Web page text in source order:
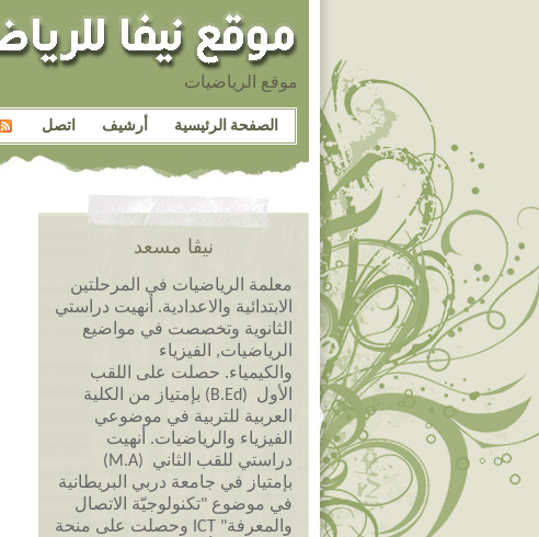
موقع الرياضيات
الصفحة الرئيسية أرشيف اتصل
نيڤا مسعد
معلمة الرياضيات في المرحلتين
الابتدائية والاعدادية. أنهيت دراستي
الثانوية وتخصصت في مواضيع
الرياضيات, الفيزياء
والكيمياء. حصلت على اللقب
الأول (B.Ed) بإمتياز من الكلية
العربية للتربية في موضوعي
الفيزياء والرياضيات. أنهيت
دراستي للقب الثاني (M.A)
بإمتياز في جامعة دربي البريطانية
في موضوع "تكنولوجيّة الاتصال
والمعرفة" ICT وحصلت على منحة